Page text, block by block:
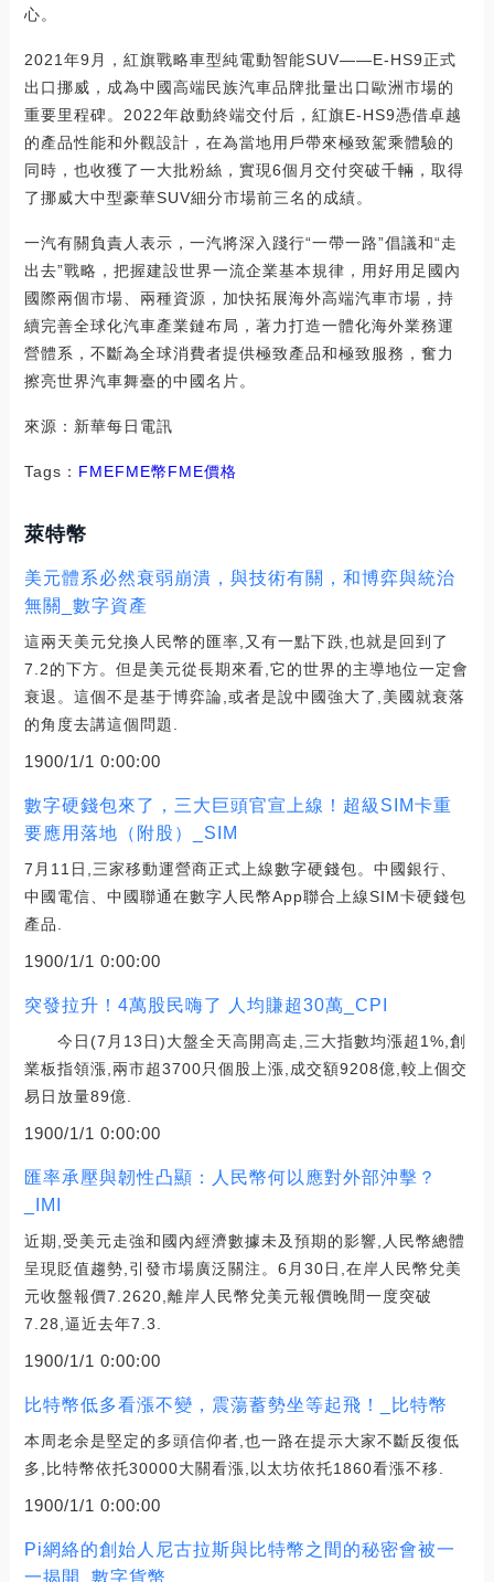
心。
2021年9月，紅旗戰略車型純電動智能SUV——E-HS9正式
出口挪威，成為中國高端民族汽車品牌批量出口歐洲市場的
重要里程碑。2022年啟動終端交付后，紅旗E-HS9憑借卓越
的產品性能和外觀設計，在為當地用戶帶來極致駕乘體驗的
同時，也收獲了一大批粉絲，實現6個月交付突破千輛，取得
了挪威大中型豪華SUV細分市場前三名的成績。
一汽有關負責人表示，一汽將深入踐行“一帶一路”倡議和“走
出去”戰略，把握建設世界一流企業基本規律，用好用足國內
國際兩個市場、兩種資源，加快拓展海外高端汽車市場，持
續完善全球化汽車產業鏈布局，著力打造一體化海外業務運
營體系，不斷為全球消費者提供極致產品和極致服務，奮力
擦亮世界汽車舞臺的中國名片。
來源：新華每日電訊
Tags： FMEFME幣FME價格
萊特幣
美元體系必然衰弱崩潰，與技術有關，和博弈與統治
無關_數字資產
這兩天美元兌換人民幣的匯率,又有一點下跌,也就是回到了
7.2的下方。但是美元從長期來看,它的世界的主導地位一定會
衰退。這個不是基于博弈論,或者是說中國強大了,美國就衰落
的角度去講這個問題.
1900/1/1 0:00:00
數字硬錢包來了，三大巨頭官宣上線！超級SIM卡重
要應用落地（附股）_SIM
7月11日,三家移動運營商正式上線數字硬錢包。中國銀行、
中國電信、中國聯通在數字人民幣App聯合上線SIM卡硬錢包
產品.
1900/1/1 0:00:00
突發拉升！4萬股民嗨了 人均賺超30萬_CPI
今日(7月13日)大盤全天高開高走,三大指數均漲超1%,創
業板指領漲,兩市超3700只個股上漲,成交額9208億,較上個交
易日放量89億.
1900/1/1 0:00:00
匯率承壓與韌性凸顯：人民幣何以應對外部沖擊？
_IMI
近期,受美元走強和國內經濟數據未及預期的影響,人民幣總體
呈現貶值趨勢,引發市場廣泛關注。6月30日,在岸人民幣兌美
元收盤報價7.2620,離岸人民幣兌美元報價晚間一度突破
7.28,逼近去年7.3.
1900/1/1 0:00:00
比特幣低多看漲不變，震蕩蓄勢坐等起飛！_比特幣
本周老余是堅定的多頭信仰者,也一路在提示大家不斷反復低
多,比特幣依托30000大關看漲,以太坊依托1860看漲不移.
1900/1/1 0:00:00
Pi網絡的創始人尼古拉斯與比特幣之間的秘密會被一
一揭開_數字貨幣